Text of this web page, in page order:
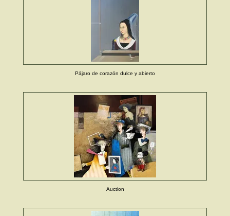
Pájaro de corazón dulce y abierto
Auction